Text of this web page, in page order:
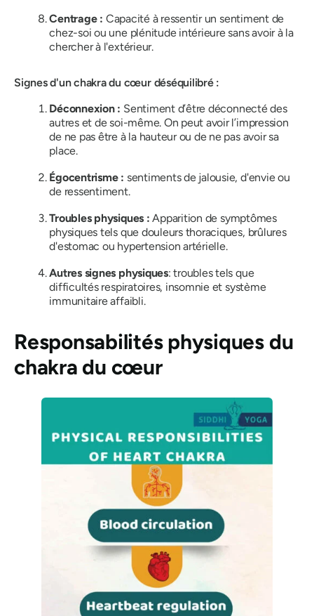
Centrage : Capacité à ressentir un sentiment de
chez-soi ou une plénitude intérieure sans avoir à la
chercher à l'extérieur.
Signes d'un chakra du cœur déséquilibré :
Déconnexion : Sentiment d’être déconnecté des
autres et de soi-même. On peut avoir l’impression
de ne pas être à la hauteur ou de ne pas avoir sa
place.
Égocentrisme : sentiments de jalousie, d'envie ou
de ressentiment.
Troubles physiques :Apparition de symptômes
physiques tels que douleurs thoraciques, brûlures
d'estomac ou hypertension artérielle.
Autres signes physiques: troubles tels que
difficultés respiratoires, insomnie et système
immunitaire affaibli.
Responsabilités physiques du
chakra du cœur